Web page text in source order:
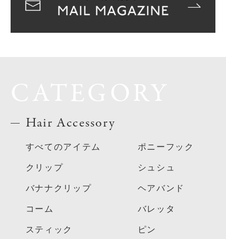
Hair Accessory
すべてのアイテム
クリップ
バナナクリップ
コーム
スティック
ポニーフック
シュシュ
ヘアバンド
バレッタ
ピン